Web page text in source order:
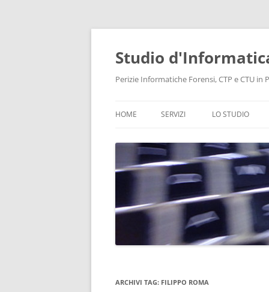
Vai
contenuto
Studio
Perizie Informatiche Forensi, CTP e CTU in
HOME SERVIZI
CONSULENZA INFORMATICA
PROTEZIONE DATI E PRIVACY
RECUPERO DATI
CONSULENTE INFORMATICO
LO STUDIO
ARCHIVI TAG: FILIPPO ROMA